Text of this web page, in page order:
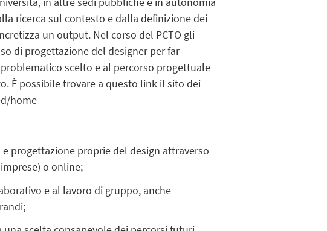
ricerca sul contesto e dalla definizione dei
un output. Nel corso del PCTO gli
di progettazione del designer per far
scelto e al percorso progettuale
È possibile trovare a questo link il sito dei
home
progettazione proprie del design attraverso
o online;
e al lavoro di gruppo, anche